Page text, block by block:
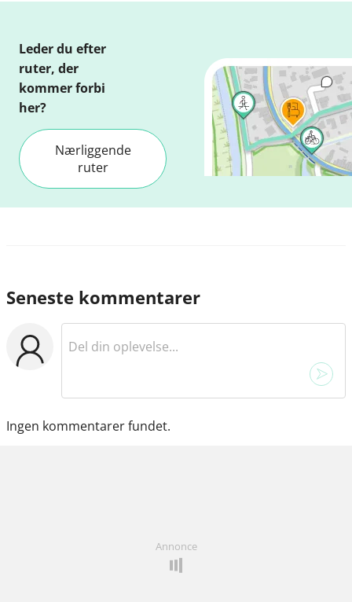
Leder du efter
ruter, der
kommer forbi
her?
Nærliggende
ruter
Seneste kommentarer
Ingen kommentarer fundet.
Annonce